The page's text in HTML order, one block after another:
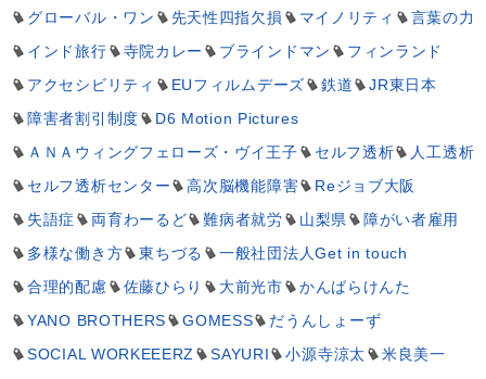
グローバル・ワン
先天性四指欠損 マイノリティ
言葉の力
インド旅行
寺院カレー ブラインドマン
フィンランド
アクセシビリティ
EUフィルムデーズ 鉄道
JR東日本
障害者割引制度
D6 Motion Pictures
ＡＮＡウィングフェローズ・ヴイ王子
セルフ透析
人工透析
セルフ透析センター
高次脳機能障害
Reジョブ大阪
失語症
両育わーるど 難病者就労 山梨県
障がい者雇用
多様な働き方
東ちづる
一般社団法人Get in touch
合理的配慮
佐藤ひらり 大前光市
かんばらけんた
YANO BROTHERS
GOMESS
だうんしょーず
SOCIAL WORKEEERZ
SAYURI 小源寺涼太
米良美一